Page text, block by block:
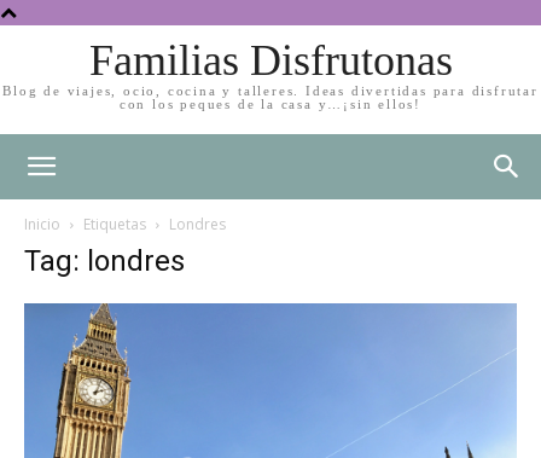
Familias Disfrutonas
Blog de viajes, ocio, cocina y talleres. Ideas divertidas para disfrutar
con los peques de la casa y…¡sin ellos!
Inicio Etiquetas Londres
Tag: londres